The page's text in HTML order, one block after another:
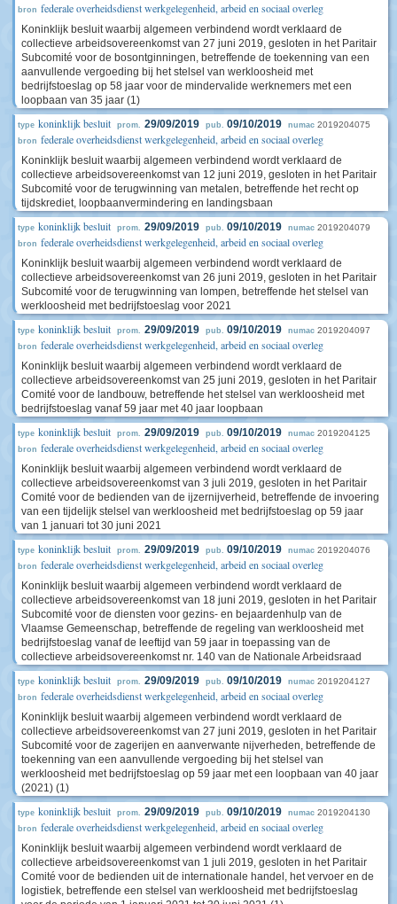
bron federale overheidsdienst werkgelegenheid, arbeid en sociaal overleg
Koninklijk besluit waarbij algemeen verbindend wordt verklaard de
collectieve arbeidsovereenkomst van 27 juni 2019, gesloten in het Paritair
Subcomité voor de bosontginningen, betreffende de toekenning van een
aanvullende vergoeding bij het stelsel van werkloosheid met
bedrijfstoeslag op 58 jaar voor de mindervalide werknemers met een
loopbaan van 35 jaar (1)
type koninklijk besluit prom. 29/09/2019 pub. 09/10/2019 numac 2019204075
bron federale overheidsdienst werkgelegenheid, arbeid en sociaal overleg
Koninklijk besluit waarbij algemeen verbindend wordt verklaard de
collectieve arbeidsovereenkomst van 12 juni 2019, gesloten in het Paritair
Subcomité voor de terugwinning van metalen, betreffende het recht op
tijdskrediet, loopbaanvermindering en landingsbaan
type koninklijk besluit prom. 29/09/2019 pub. 09/10/2019 numac 2019204079
bron federale overheidsdienst werkgelegenheid, arbeid en sociaal overleg
Koninklijk besluit waarbij algemeen verbindend wordt verklaard de
collectieve arbeidsovereenkomst van 26 juni 2019, gesloten in het Paritair
Subcomité voor de terugwinning van lompen, betreffende het stelsel van
werkloosheid met bedrijfstoeslag voor 2021
type koninklijk besluit prom. 29/09/2019 pub. 09/10/2019 numac 2019204097
bron federale overheidsdienst werkgelegenheid, arbeid en sociaal overleg
Koninklijk besluit waarbij algemeen verbindend wordt verklaard de
collectieve arbeidsovereenkomst van 25 juni 2019, gesloten in het Paritair
Comité voor de landbouw, betreffende het stelsel van werkloosheid met
bedrijfstoeslag vanaf 59 jaar met 40 jaar loopbaan
type koninklijk besluit prom. 29/09/2019 pub. 09/10/2019 numac 2019204125
bron federale overheidsdienst werkgelegenheid, arbeid en sociaal overleg
Koninklijk besluit waarbij algemeen verbindend wordt verklaard de
collectieve arbeidsovereenkomst van 3 juli 2019, gesloten in het Paritair
Comité voor de bedienden van de ijzernijverheid, betreffende de invoering
van een tijdelijk stelsel van werkloosheid met bedrijfstoeslag op 59 jaar
van 1 januari tot 30 juni 2021
type koninklijk besluit prom. 29/09/2019 pub. 09/10/2019 numac 2019204076
bron federale overheidsdienst werkgelegenheid, arbeid en sociaal overleg
Koninklijk besluit waarbij algemeen verbindend wordt verklaard de
collectieve arbeidsovereenkomst van 18 juni 2019, gesloten in het Paritair
Subcomité voor de diensten voor gezins- en bejaardenhulp van de
Vlaamse Gemeenschap, betreffende de regeling van werkloosheid met
bedrijfstoeslag vanaf de leeftijd van 59 jaar in toepassing van de
collectieve arbeidsovereenkomst nr. 140 van de Nationale Arbeidsraad
type koninklijk besluit prom. 29/09/2019 pub. 09/10/2019 numac 2019204127
bron federale overheidsdienst werkgelegenheid, arbeid en sociaal overleg
Koninklijk besluit waarbij algemeen verbindend wordt verklaard de
collectieve arbeidsovereenkomst van 27 juni 2019, gesloten in het Paritair
Subcomité voor de zagerijen en aanverwante nijverheden, betreffende de
toekenning van een aanvullende vergoeding bij het stelsel van
werkloosheid met bedrijfstoeslag op 59 jaar met een loopbaan van 40 jaar
(2021) (1)
type koninklijk besluit prom. 29/09/2019 pub. 09/10/2019 numac 2019204130
bron federale overheidsdienst werkgelegenheid, arbeid en sociaal overleg
Koninklijk besluit waarbij algemeen verbindend wordt verklaard de
collectieve arbeidsovereenkomst van 1 juli 2019, gesloten in het Paritair
Comité voor de bedienden uit de internationale handel, het vervoer en de
logistiek, betreffende een stelsel van werkloosheid met bedrijfstoeslag